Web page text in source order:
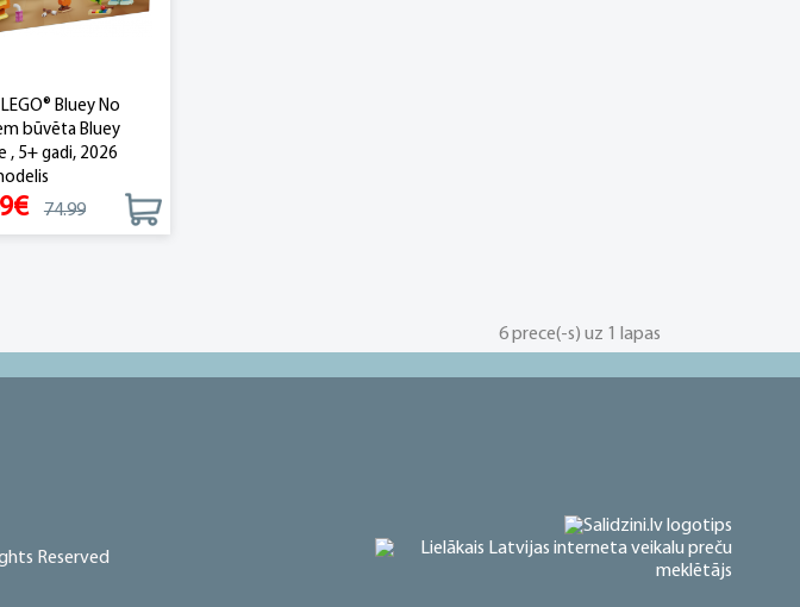
Bluey No
būvēta Bluey
, 5+ gadi, 2026
74.99
6 prece(-s) uz 1 lapas
Reserved